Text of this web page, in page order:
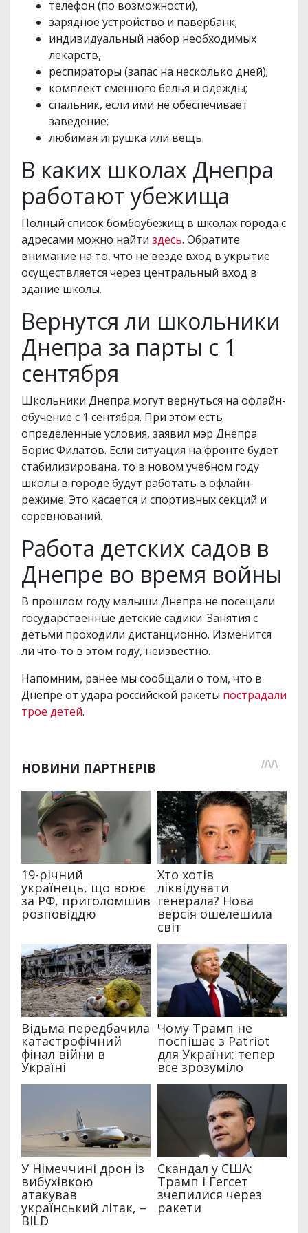
телефон (по возможности),
зарядное устройство и павербанк;
индивидуальный набор необходимых
лекарств,
респираторы (запас на несколько дней);
комплект сменного белья и одежды;
спальник, если ими не обеспечивает
заведение;
любимая игрушка или вещь.
В каких школах Днепра
работают убежища
Полный список бомбоубежищ в школах города с
адресами можно найти здесь. Обратите
внимание на то, что не везде вход в укрытие
осуществляется через центральный вход в
здание школы.
Вернутся ли школьники
Днепра за парты с 1
сентября
Школьники Днепра могут вернуться на офлайн-
обучение с 1 сентября. При этом есть
определенные условия, заявил мэр Днепра
Борис Филатов. Если ситуация на фронте будет
стабилизирована, то в новом учебном году
школы в городе будут работать в офлайн-
режиме. Это касается и спортивных секций и
соревнований.
Работа детских садов в
Днепре во время войны
В прошлом году малыши Днепра не посещали
государственные детские садики. Занятия с
детьми проходили дистанционно. Изменится
ли что-то в этом году, неизвестно.
Напомним, ранее мы сообщали о том, что в
Днепре от удара российской ракеты пострадали
трое детей.